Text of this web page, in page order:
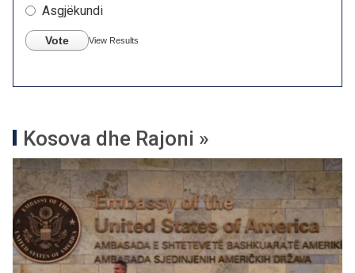
Asgjëkundi
Vote View Results
Kosova dhe Rajoni »